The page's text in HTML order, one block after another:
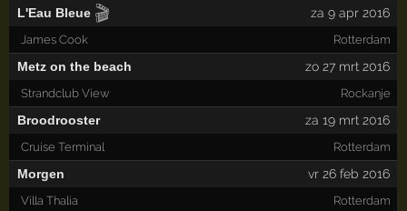
L'Eau Bleue 🎬 za 9 apr 2016
James Cook Rotterdam
Metz on the beach zo 27 mrt 2016
Strandclub View Rockanje
Broodrooster za 19 mrt 2016
Cruise Terminal Rotterdam
Morgen vr 26 feb 2016
Villa Thalia Rotterdam